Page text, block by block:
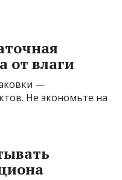
от влаги
—
Не экономьте на